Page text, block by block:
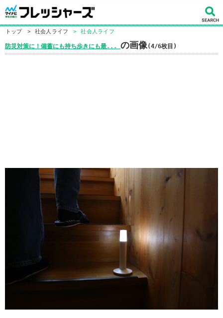
トップ > 社会人ライフ > 社会人ライフ
防災対策に！備蓄にも持ち歩きにも最... の画像(4/6枚目)